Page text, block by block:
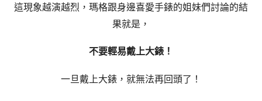
這現象越演越烈，瑪格跟身邊喜愛手錶的姐妹們討論的結
果就是，
不要輕易戴上大錶！
一旦戴上大錶，就無法再回頭了！